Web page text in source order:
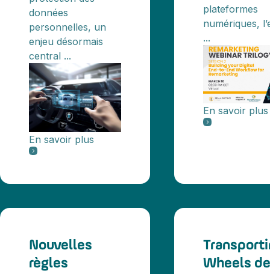
données
personnelles, un
enjeu désormais
central ...
En savoir plus
plateformes
numériques,
...
En savoir plus
Nouvelles
règles
Wheels